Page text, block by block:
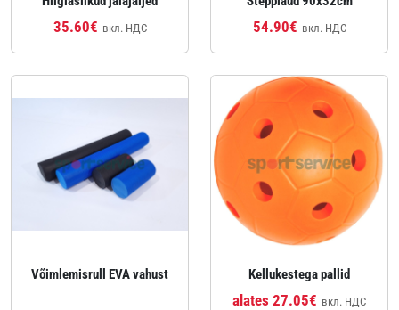
35.60€ вкл. НДС 54.90€ вкл. НДС
Võimlemisrull EVA vahust Kellukestega pallid
alates 27.05€ вкл. НДС